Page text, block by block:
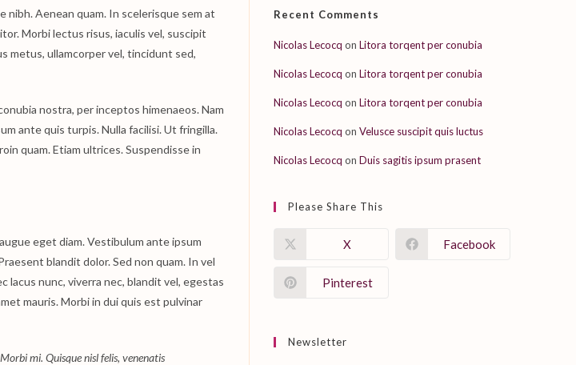
nibh. Aenean quam. In scelerisque sem at
Morbi lectus risus, iaculis vel, suscipit
metus, ullamcorper vel, tincidunt sed,
nostra, per inceptos himenaeos. Nam
ante quis turpis. Nulla facilisi. Ut fringilla.
quam. Etiam ultrices. Suspendisse in
eget diam. Vestibulum ante ipsum
blandit dolor. Sed non quam. In vel
lacus nunc, viverra nec, blandit vel, egestas
mauris. Morbi in dui quis est pulvinar
mi. Quisque nisl felis, venenatis
Recent Comments
Nicolas Lecocq on Litora torqent per conubia
Nicolas Lecocq on Litora torqent per conubia
Nicolas Lecocq on Litora torqent per conubia
Nicolas Lecocq on Velusce suscipit quis luctus
Nicolas Lecocq on Duis sagitis ipsum prasent
Please Share This
X Facebook
Pinterest
Newsletter